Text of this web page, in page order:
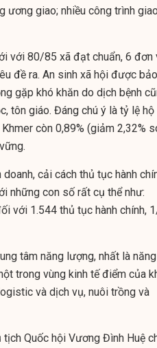
ương giao; nhiều công trình
với 80/85 xã đạt chuẩn, 6 đơn
đề ra. An sinh xã hội được bảo
gặp khó khăn do dịch bệnh
tôn giáo. Đáng chú ý là tỷ lệ hộ
còn 0,89% (giảm 2,32%
cải cách thủ tục hành
những con số rất cụ thể như:
với 1.544 thủ tục hành chính,
tâm năng lượng, nhất là năng
trong vùng kinh tế điểm của
và dịch vụ, nuôi trồng và
tịch Quốc hội Vương Đình Huệ